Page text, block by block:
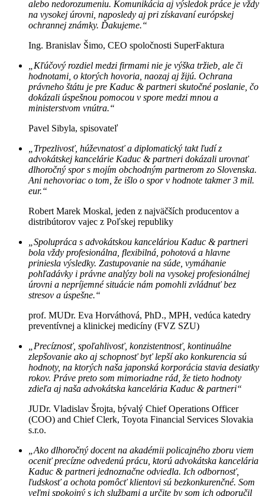
alebo nedorozumeniu. Komunikácia aj výsledok práce je vždy
na vysokej úrovni, naposledy aj pri získavaní európskej
ochrannej známky. Ďakujeme.“
Ing. Branislav Šimo, CEO spoločnosti SuperFaktura
„Kľúčový rozdiel medzi firmami nie je výška tržieb, ale či
hodnotami, o ktorých hovoria, naozaj aj žijú. Ochrana
právneho štátu je pre Kaduc & partneri skutočné poslanie, čo
dokázali úspešnou pomocou v spore medzi mnou a
ministerstvom vnútra.“
Pavel Sibyla, spisovateľ
„Trpezlivosť, húževnatosť a diplomatický takt ľudí z
advokátskej kancelárie Kaduc & partneri dokázali urovnať
dlhoročný spor s mojím obchodným partnerom zo Slovenska.
Ani nehovoriac o tom, že išlo o spor v hodnote takmer 3 mil.
eur.“
Robert Marek Moskal, jeden z najväčších producentov a
distribútorov vajec z Poľskej republiky
„Spolupráca s advokátskou kanceláriou Kaduc & partneri
bola vždy profesionálna, flexibilná, pohotová a hlavne
priniesla výsledky. Zastupovanie na súde, vymáhanie
pohľadávky i právne analýzy boli na vysokej profesionálnej
úrovni a nepríjemné situácie nám pomohli zvládnuť bez
stresov a úspešne.“
prof. MUDr. Eva Horváthová, PhD., MPH, vedúca katedry
preventívnej a klinickej medicíny (FVZ SZU)
„Precíznosť, spoľahlivosť, konzistentnosť, kontinuálne
zlepšovanie ako aj schopnosť byť lepší ako konkurencia sú
hodnoty, na ktorých naša japonská korporácia stavia desiatky
rokov. Práve preto som mimoriadne rád, že tieto hodnoty
zdieľa aj naša advokátska kancelária Kaduc & partneri“
JUDr. Vladislav Šrojta, bývalý Chief Operations Officer
(COO) and Chief Clerk, Toyota Financial Services Slovakia
s.r.o.
„Ako dlhoročný docent na akadémii policajného zboru viem
oceniť precízne odvedenú prácu, ktorú advokátska kancelária
Kaduc & partneri jednoznačne odviedla. Ich odbornosť,
ľudskosť a ochota pomôcť klientovi sú bezkonkurenčné. Som
veľmi spokojný s ich službami a určite by som ich odporučil